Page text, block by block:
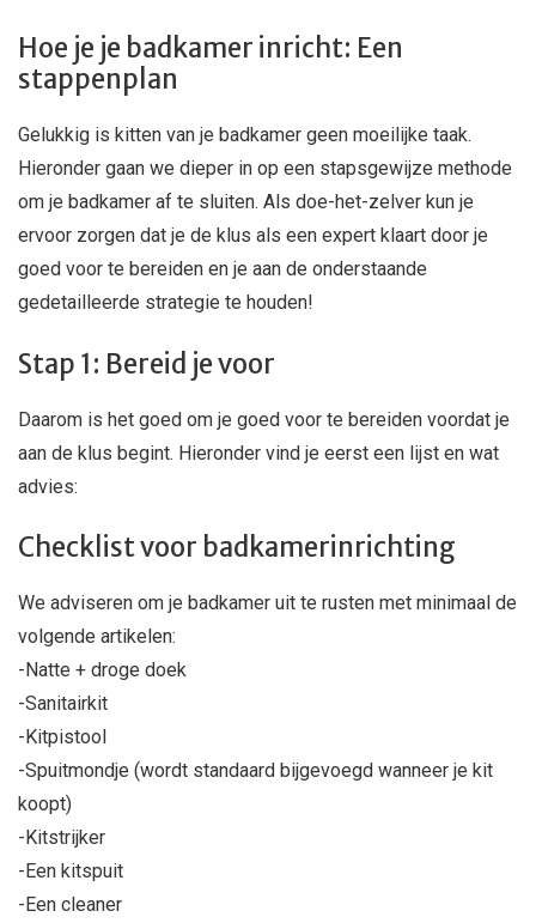
Hoe je je badkamer inricht: Een
stappenplan
Gelukkig is kitten van je badkamer geen moeilijke taak.
Hieronder gaan we dieper in op een stapsgewijze methode
om je badkamer af te sluiten. Als doe-het-zelver kun je
ervoor zorgen dat je de klus als een expert klaart door je
goed voor te bereiden en je aan de onderstaande
gedetailleerde strategie te houden!
Stap 1: Bereid je voor
Daarom is het goed om je goed voor te bereiden voordat je
aan de klus begint. Hieronder vind je eerst een lijst en wat
advies:
Checklist voor badkamerinrichting
We adviseren om je badkamer uit te rusten met minimaal de
volgende artikelen:
-Natte + droge doek
-Sanitairkit
-Kitpistool
-Spuitmondje (wordt standaard bijgevoegd wanneer je kit
koopt)
-Kitstrijker
-Een kitspuit
-Een cleaner